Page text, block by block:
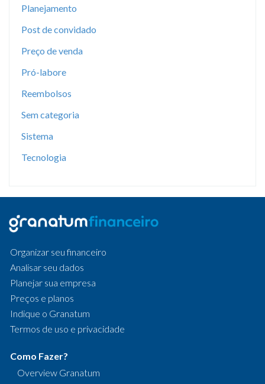
Planejamento
Post de convidado
Preço de venda
Pró-labore
Reembolsos
Sem categoria
Sistema
Tecnologia
Organizar seu financeiro
Analisar seu dados
Planejar sua empresa
Preços e planos
Indique o Granatum
Termos de uso e privacidade
Como Fazer?
Overview Granatum